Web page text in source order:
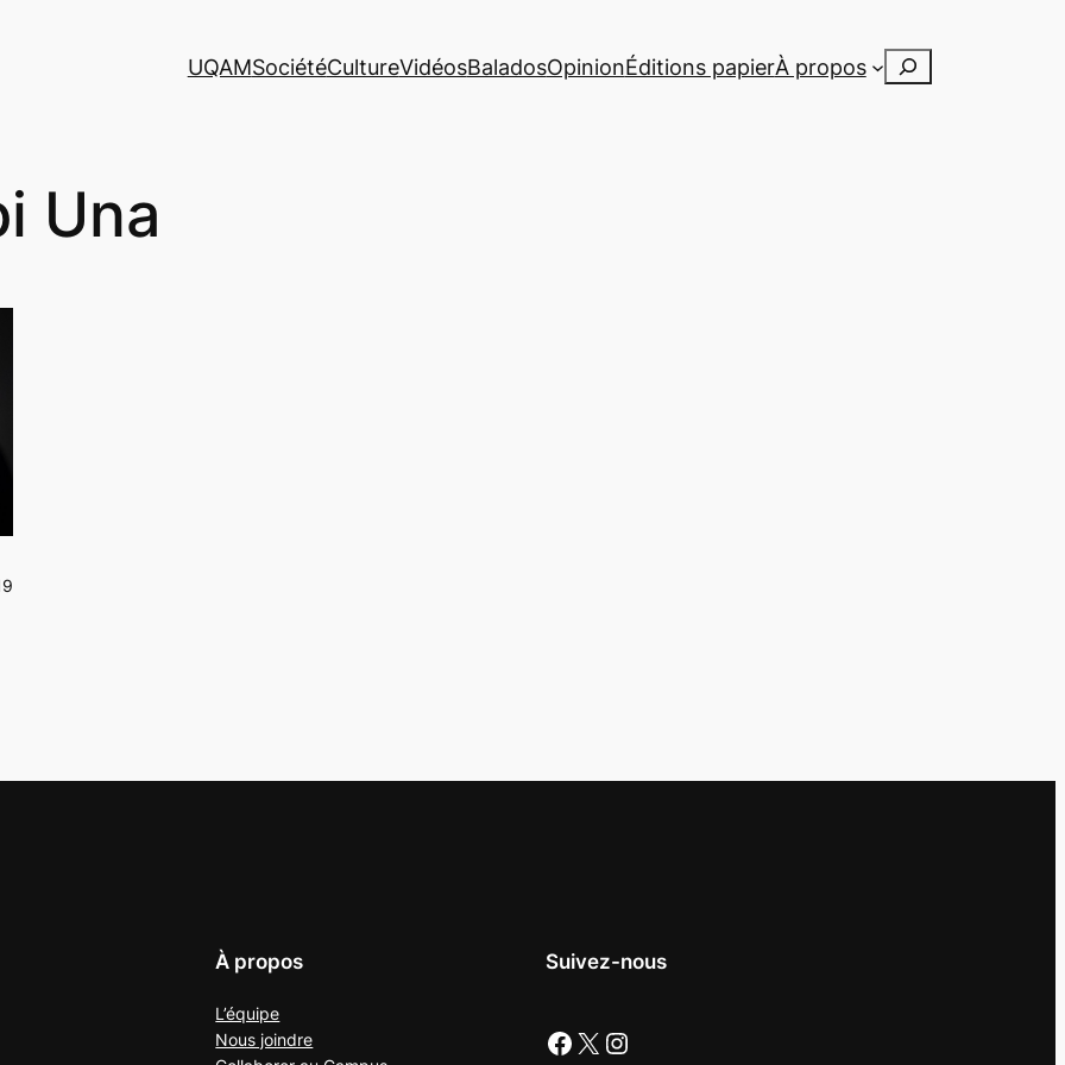
UQAMSociétéCultureVidéosBaladosOpinionÉditions papierÀ propos Rechercher
Una
À propos
L’équipe
Nous joindre
Suivez-nous
Facebook X Instagram